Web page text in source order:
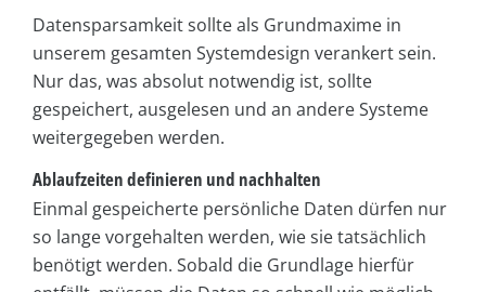
Datensparsamkeit sollte als Grundmaxime in
unserem gesamten Systemdesign verankert sein.
Nur das, was absolut notwendig ist, sollte
gespeichert, ausgelesen und an andere Systeme
weitergegeben werden.
Ablaufzeiten definieren und nachhalten
Einmal gespeicherte persönliche Daten dürfen nur
so lange vorgehalten werden, wie sie tatsächlich
benötigt werden. Sobald die Grundlage hierfür